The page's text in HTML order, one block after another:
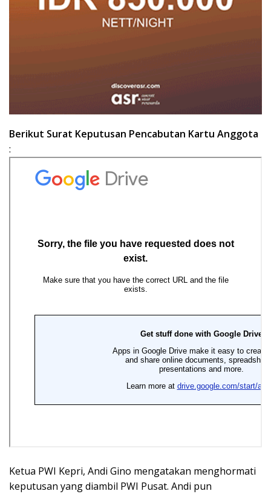
Berikut Surat Keputusan Pencabutan Kartu Anggota
:
Ketua PWI Kepri, Andi Gino mengatakan menghormati
keputusan yang diambil PWI Pusat. Andi pun